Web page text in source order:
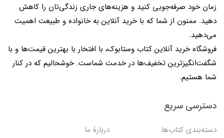
زمان خود صرفه‌جویی کنید و هزینه‌های جاری زندگی‌تان را کاهش
دهید. ممنون از شما که با خرید آنلاین به خانواده و طبیعت اهمیت
می‌دهید.
فروشگاه خرید آنلاین کتاب وستابوک، با افتخار با بهترین قیمت‌ها و با
شگفت‌انگیزترین تخفیف‌ها در خدمت شماست. خوشحالیم که در کنار
شما هستیم.
دسترسی سریع
دسته‌بندی کتاب‌ها
دربارۀ ما